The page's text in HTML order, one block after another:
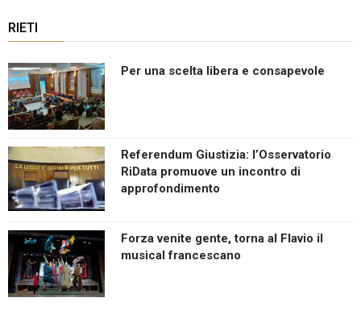
RIETI
Per una scelta libera e consapevole
Referendum Giustizia: l’Osservatorio
RiData promuove un incontro di
approfondimento
Forza venite gente, torna al Flavio il
musical francescano